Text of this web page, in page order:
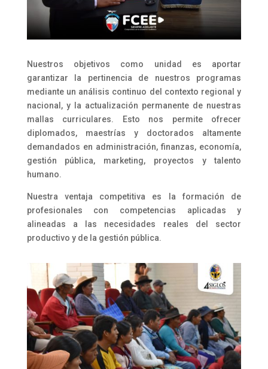
Nuestros objetivos como unidad es aportar
garantizar la pertinencia de nuestros programas
mediante un análisis continuo del contexto regional y
nacional, y la actualización permanente de nuestras
mallas curriculares. Esto nos permite ofrecer
diplomados, maestrías y doctorados altamente
demandados en administración, finanzas, economía,
gestión pública, marketing, proyectos y talento
humano.
Nuestra ventaja competitiva es la formación de
profesionales con competencias aplicadas y
alineadas a las necesidades reales del sector
productivo y de la gestión pública.